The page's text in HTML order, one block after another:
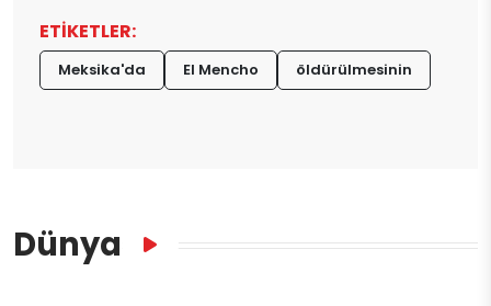
ETİKETLER:
Meksika'da El Mencho öldürülmesinin
Dünya